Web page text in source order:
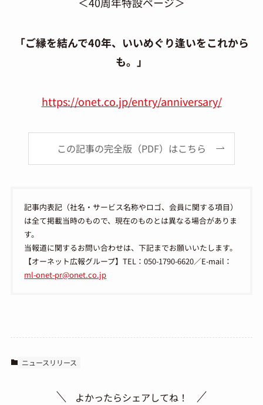
「ご縁を結んで40年、いいめぐり逢いをこれから
も。」
https://onet.co.jp/entry/anniversary/
この記事の完全版（PDF）はこちら
記事内表記（社名・サービス名称やロゴ、会員に関する項目）
は全て掲載当時のもので、現在のものとは異なる場合がありま
す。
当報道に関するお問い合わせは、下記までお願いいたします。
【オーネット広報グループ】TEL：050-1790-6620／E-mail：
ml-onet-pr@onet.co.jp
ニュースリリース
よかったらシェアしてね！